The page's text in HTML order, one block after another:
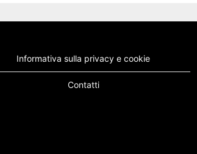
Informativa sulla privacy e cookie
Contatti